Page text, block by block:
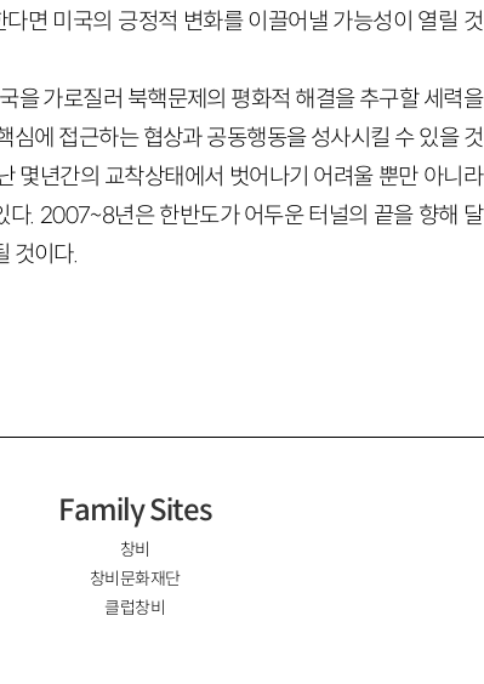
면 미국의 긍정적 변화를 이끌어낼 가능성이 열릴 것
을 가로질러 북핵문제의 평화적 해결을 추구할 세력을
에 접근하는 협상과 공동행동을 성사시킬 수 있을 것
몇년간의 교착상태에서 벗어나기 어려울 뿐만 아니라
. 2007~8년은 한반도가 어두운 터널의 끝을 향해 달
것이다.
Family Sites
창비
창비문화재단
클럽창비